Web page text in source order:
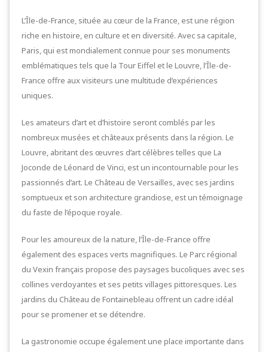
L’Île-de-France, située au cœur de la France, est une région
riche en histoire, en culture et en diversité. Avec sa capitale,
Paris, qui est mondialement connue pour ses monuments
emblématiques tels que la Tour Eiffel et le Louvre, l’Île-de-
France offre aux visiteurs une multitude d’expériences
uniques.
Les amateurs d’art et d’histoire seront comblés par les
nombreux musées et châteaux présents dans la région. Le
Louvre, abritant des œuvres d’art célèbres telles que La
Joconde de Léonard de Vinci, est un incontournable pour les
passionnés d’art. Le Château de Versailles, avec ses jardins
somptueux et son architecture grandiose, est un témoignage
du faste de l’époque royale.
Pour les amoureux de la nature, l’Île-de-France offre
également des espaces verts magnifiques. Le Parc régional
du Vexin français propose des paysages bucoliques avec ses
collines verdoyantes et ses petits villages pittoresques. Les
jardins du Château de Fontainebleau offrent un cadre idéal
pour se promener et se détendre.
La gastronomie occupe également une place importante dans